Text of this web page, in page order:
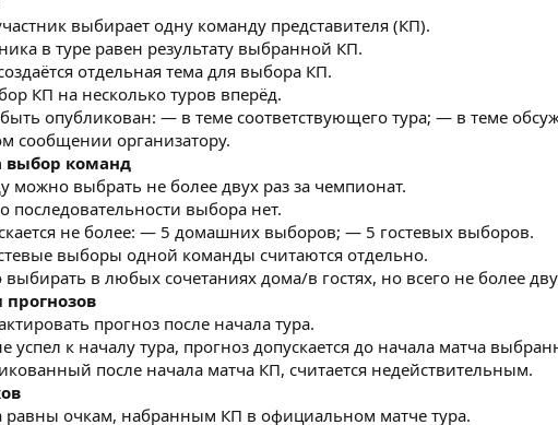
выбирает одну команду представителя (КП).
в туре равен результату выбранной КП.
отдельная тема для выбора КП.
КП на несколько туров вперёд.
опубликован: — в теме соответствующего тура; — в теме
сообщении организатору.
выбор команд
можно выбрать не более двух раз за чемпионат.
последовательности выбора нет.
не более: — 5 домашних выборов; — 5 гостевых выборов.
выборы одной команды считаются отдельно.
в любых сочетаниях дома/в гостях, но всего не более
прогноз после начала тура.
успел к началу тура, прогноз допускается до начала матча
после начала матча КП, считается недействительным.
равны очкам, набранным КП в официальном матче тура.